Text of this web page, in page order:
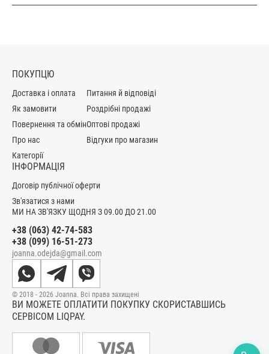
МИ НА ЗВ'ЯЗКУ ЩОДНЯ З 09.00 ДО 21.00
+38 (063) 42-74-583
+38 (099) 16-51-273
joanna.odejda@gmail.com
ПОКУПЦЮ
Доставка і оплата
Як замовити
Повернення та обмін
Про нас
Категорії
Питання й відповіді
Роздрібні продажі
Оптові продажі
Відгуки про магазин
ІНФОРМАЦІЯ
Договір публічної оферти
Зв'язатися з нами
ВИ МОЖЕТЕ ОПЛАТИТИ ПОКУПКУ СКОРИСТАВШИСЬ
СЕРВІСОМ LIQPAY.
© 2018 - 2026 Joanna. Всі права захищені